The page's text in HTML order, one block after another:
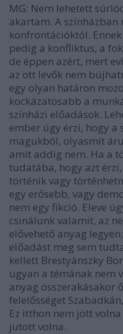
MG: Nem lehetett
akartam. A színházban
konfrontációktól.
pedig a konfliktus, a
de éppen azért, mert
az ott levők nem
egy olyan határon
kockázatosabb a
színházi előadások.
ember úgy érzi, hogy
magukból, olyasmit
amit addig nem. Ha a
tudatába, hogy azt érzi,
történik vagy
egy erősebb, vagy
nem egy fikció. Eleve
csinálunk valamit, az
elővehető anyag
előadást meg sem
kellett Brestyánszky
ugyan a témának nem
anyag összerakásakor
felelősséget
Ez itthon nem jött
jutott volna.